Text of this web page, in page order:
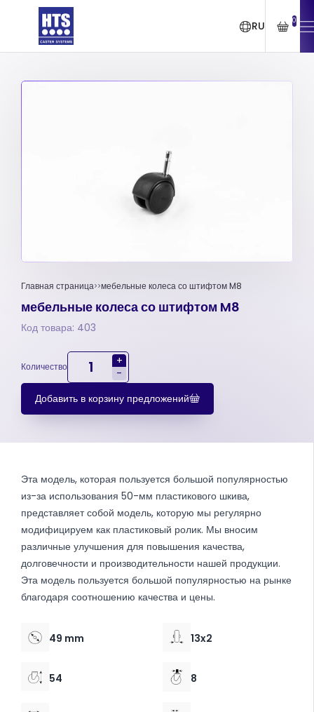
RU 0
Главная страница мебельные колеса со штифтом M8
мебельные колеса со штифтом M8
Код товара: 403
Количество
+
-
Добавить в корзину предложений
Эта модель, которая пользуется большой популярностью
из-за использования 50-мм пластикового шкива,
представляет собой модель, которую мы регулярно
модифицируем как пластиковый ролик. Мы вносим
различные улучшения для повышения качества,
долговечности и производительности нашей продукции.
Эта модель пользуется большой популярностью на рынке
благодаря соотношению качества и цены.
49 mm 13x2
54 8